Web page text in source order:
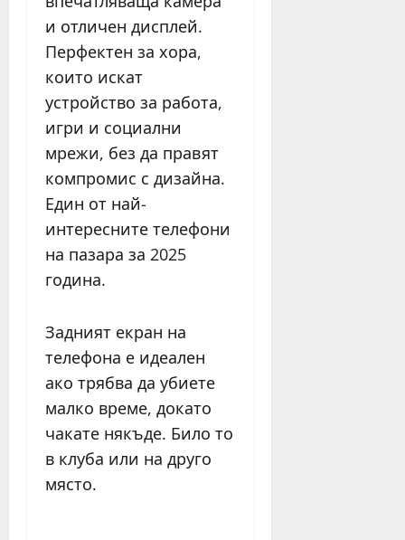
и отличен дисплей.
Перфектен за хора,
които искат
устройство за работа,
игри и социални
мрежи, без да правят
компромис с дизайна.
Един от най-
интересните телефони
на пазара за 2025
година.
Задният екран на
телефона е идеален
ако трябва да убиете
малко време, докато
чакате някъде. Било то
в клуба или на друго
място.